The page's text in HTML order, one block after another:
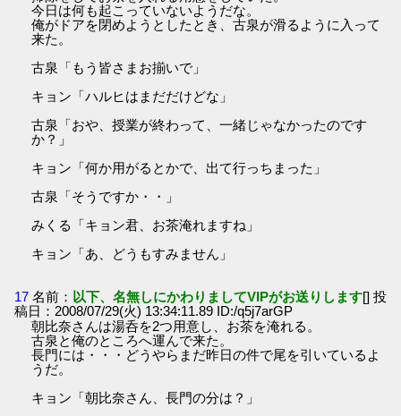
今日は何も起こっていないようだな。
俺がドアを閉めようとしたとき、古泉が滑るように入って
来た。
古泉「もう皆さまお揃いで」
キョン「ハルヒはまだだけどな」
古泉「おや、授業が終わって、一緒じゃなかったのです
か？」
キョン「何か用がるとかで、出て行っちまった」
古泉「そうですか・・」
みくる「キョン君、お茶淹れますね」
キョン「あ、どうもすみません」
17 名前： 以下、名無しにかわりましてVIPがお送りします[] 投
稿日：2008/07/29(火) 13:34:11.89 ID:/q5j7arGP
朝比奈さんは湯呑を2つ用意し、お茶を淹れる。
古泉と俺のところへ運んで来た。
長門には・・・どうやらまだ昨日の件で尾を引いているよ
うだ。
キョン「朝比奈さん、長門の分は？」